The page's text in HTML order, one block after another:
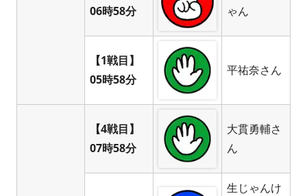
06時58分
ゃん
【1戦目】
05時58分
平祐奈さん
【4戦目】
07時58分
大貫勇輔さ
ん
生じゃんけ